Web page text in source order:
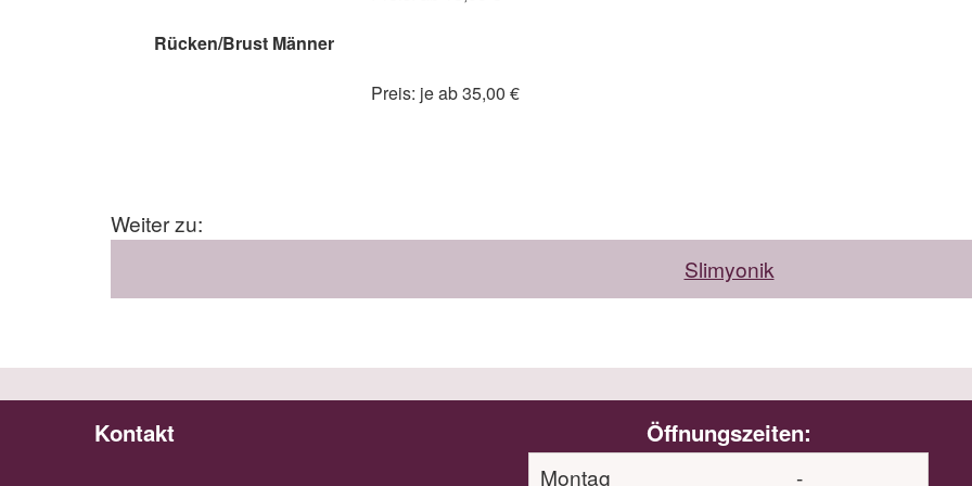
Rücken/Brust Männer
Preis: je ab 35,00 €
Weiter zu:
Slimyonik
Kontakt Öffnungszeiten:
Montag -